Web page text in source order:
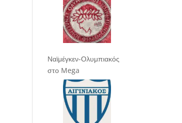
Ναϊμέγκεν-Ολυμπιακός
στο Mega